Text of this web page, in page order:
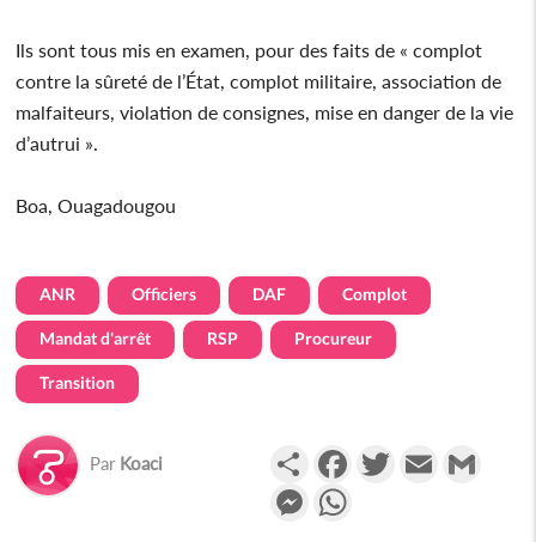
Ils sont tous mis en examen, pour des faits de « complot
contre la sûreté de l’État, complot militaire, association de
malfaiteurs, violation de consignes, mise en danger de la vie
d’autrui ».
Boa, Ouagadougou
ANR Officiers DAF Complot
Mandat d'arrêt RSP Procureur
Transition
Par Koaci PartagerFacebookTwitterEmail
Messenger